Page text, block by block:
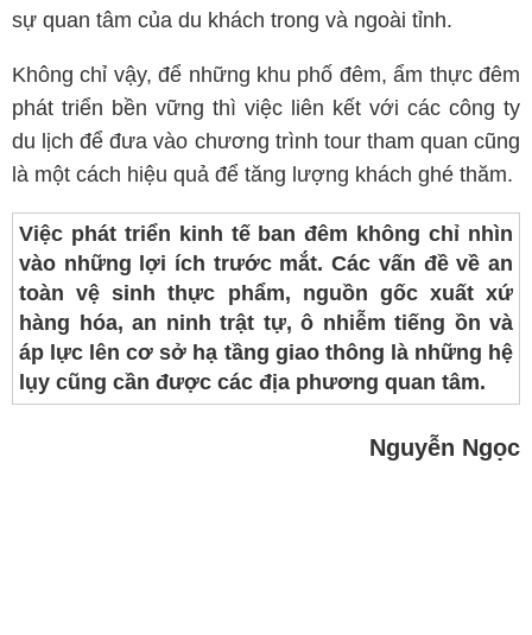
sự quan tâm của du khách trong và ngoài tỉnh.
Không chỉ vậy, để những khu phố đêm, ẩm thực đêm
phát triển bền vững thì việc liên kết với các công ty
du lịch để đưa vào chương trình tour tham quan cũng
là một cách hiệu quả để tăng lượng khách ghé thăm.
Việc phát triển kinh tế ban đêm không chỉ nhìn
vào những lợi ích trước mắt. Các vấn đề về an
toàn vệ sinh thực phẩm, nguồn gốc xuất xứ
hàng hóa, an ninh trật tự, ô nhiễm tiếng ồn và
áp lực lên cơ sở hạ tầng giao thông là những hệ
lụy cũng cần được các địa phương quan tâm.
Nguyễn Ngọc